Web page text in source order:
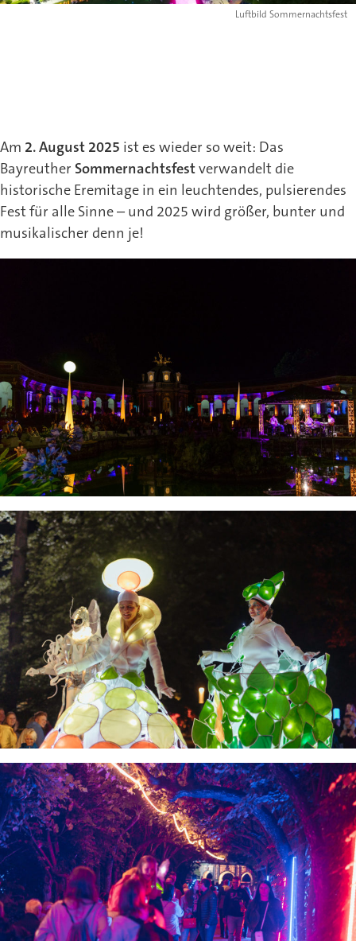
Luftbild Sommernachtsfest
Am 2. August 2025 ist es wieder so weit: Das
Bayreuther Sommernachtsfestverwandelt die
historische Eremitage in ein leuchtendes, pulsierendes
Fest für alle Sinne – und 2025 wird größer, bunter und
musikalischer denn je!